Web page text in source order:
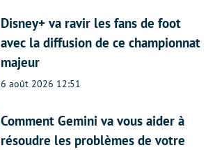
Disney+ va ravir les fans de foot
avec la diffusion de ce championnat
majeur
6 août 2026 12:51
Comment Gemini va vous aider à
résoudre les problèmes de votre